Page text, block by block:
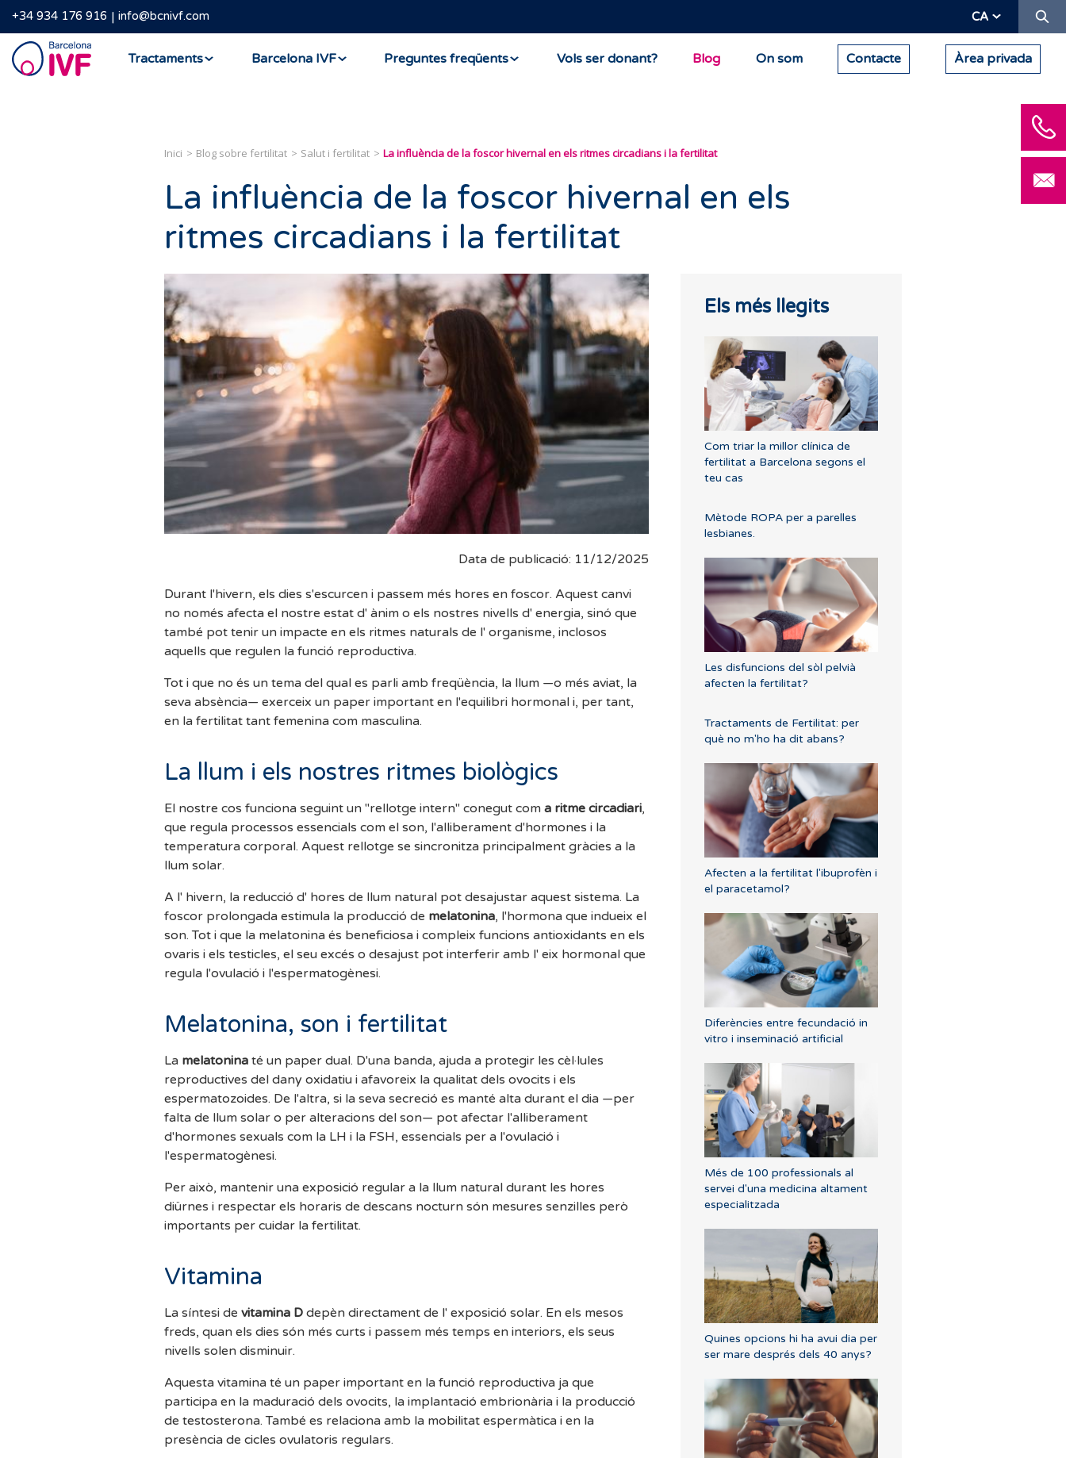
+34 934 176 916 info@bcnivf.com CA
Barcelona
IVF
Tractaments Barcelona IVF Preguntes freqüents Vols ser donant? Blog On som Contacte Àrea privada
Inici Blog sobre fertilitat Salut i fertilitat La influència de la foscor hivernal en els ritmes circadians i la fertilitat
La influència de la foscor hivernal en els
ritmes circadians i la fertilitat
Data de publicació: 11/12/2025
Durant l'hivern, els dies s'escurcen i passem més hores en foscor. Aquest canvi
no només afecta el nostre estat d' ànim o els nostres nivells d' energia, sinó que
també pot tenir un impacte en els ritmes naturals de l' organisme, inclosos
aquells que regulen la funció reproductiva.
Tot i que no és un tema del qual es parli amb freqüència, la llum —o més aviat, la
seva absència— exerceix un paper important en l'equilibri hormonal i, per tant,
en la fertilitat tant femenina com masculina.
La llum i els nostres ritmes biològics
El nostre cos funciona seguint un "rellotge intern" conegut com a ritme circadiari,
que regula processos essencials com el son, l'alliberament d'hormones i la
temperatura corporal. Aquest rellotge se sincronitza principalment gràcies a la
llum solar.
A l' hivern, la reducció d' hores de llum natural pot desajustar aquest sistema. La
foscor prolongada estimula la producció de melatonina, l'hormona que indueix el
son. Tot i que la melatonina és beneficiosa i compleix funcions antioxidants en els
ovaris i els testicles, el seu excés o desajust pot interferir amb l' eix hormonal que
regula l'ovulació i l'espermatogènesi.
Melatonina, son i fertilitat
La melatonina té un paper dual. D'una banda, ajuda a protegir les cèl·lules
reproductives del dany oxidatiu i afavoreix la qualitat dels ovocits i els
espermatozoides. De l'altra, si la seva secreció es manté alta durant el dia —per
falta de llum solar o per alteracions del son— pot afectar l'alliberament
d'hormones sexuals com la LH i la FSH, essencials per a l'ovulació i
l'espermatogènesi.
Per això, mantenir una exposició regular a la llum natural durant les hores
diürnes i respectar els horaris de descans nocturn són mesures senzilles però
importants per cuidar la fertilitat.
Vitamina
La síntesi de vitamina D depèn directament de l' exposició solar. En els mesos
freds, quan els dies són més curts i passem més temps en interiors, els seus
nivells solen disminuir.
Aquesta vitamina té un paper important en la funció reproductiva ja que
participa en la maduració dels ovocits, la implantació embrionària i la producció
de testosterona. També es relaciona amb la mobilitat espermàtica i en la
presència de cicles ovulatoris regulars.
Els més llegits
Com triar la millor clínica de
fertilitat a Barcelona segons el
teu cas
Mètode ROPA per a parelles
lesbianes.
Les disfuncions del sòl pelvià
afecten la fertilitat?
Tractaments de Fertilitat: per
què no m'ho ha dit abans?
Afecten a la fertilitat l'ibuprofèn i
el paracetamol?
Diferències entre fecundació in
vitro i inseminació artificial
Més de 100 professionals al
servei d'una medicina altament
especialitzada
Quines opcions hi ha avui dia per
ser mare després dels 40 anys?